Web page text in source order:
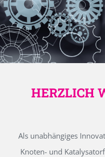
HERZLICH
Als unabhängiges
Knoten- und